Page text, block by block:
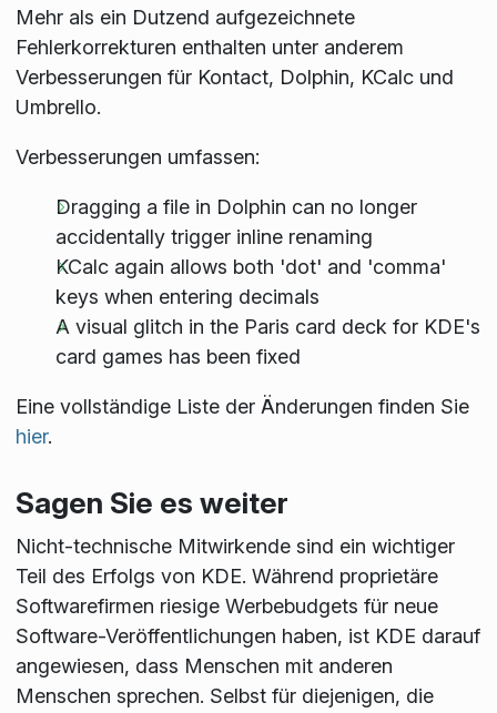
Mehr als ein Dutzend aufgezeichnete
Fehlerkorrekturen enthalten unter anderem
Verbesserungen für Kontact, Dolphin, KCalc und
Umbrello.
Verbesserungen umfassen:
Dragging a file in Dolphin can no longer
accidentally trigger inline renaming
KCalc again allows both 'dot' and 'comma'
keys when entering decimals
A visual glitch in the Paris card deck for KDE's
card games has been fixed
Eine vollständige Liste der Änderungen finden Sie
hier.
Sagen Sie es weiter
Nicht-technische Mitwirkende sind ein wichtiger
Teil des Erfolgs von KDE. Während proprietäre
Softwarefirmen riesige Werbebudgets für neue
Software-Veröffentlichungen haben, ist KDE darauf
angewiesen, dass Menschen mit anderen
Menschen sprechen. Selbst für diejenigen, die